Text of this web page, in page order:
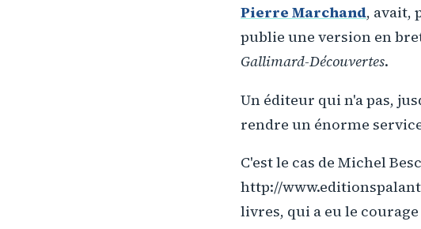
Pierre Marchand, avait,
publie une version en
Gallimard-Découvertes.
Un éditeur qui n'a pas,
rendre un énorme
C'est le cas de Michel
http://
livres, qui a eu le